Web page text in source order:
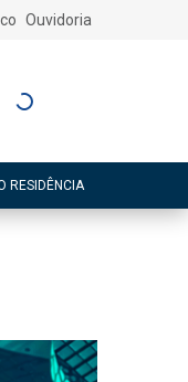
Ouvidoria
Cadastre-
RESIDÊNCIA